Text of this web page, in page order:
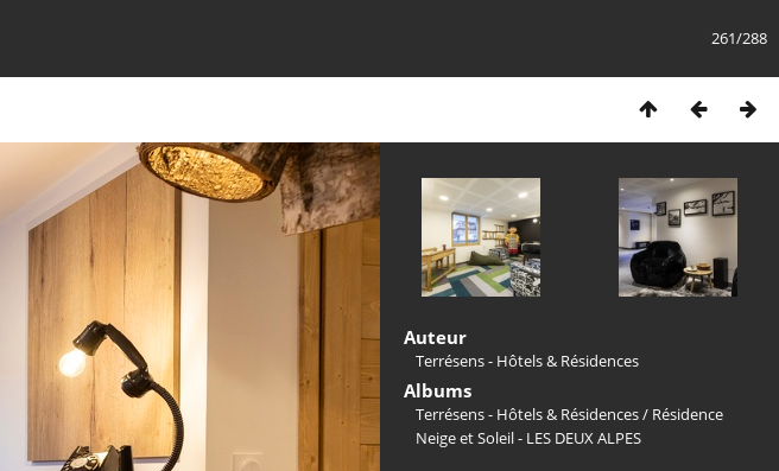
261/288
Auteur
Terrésens - Hôtels & Résidences
Albums
Terrésens - Hôtels & Résidences/ Résidence
Neige et Soleil - LES DEUX ALPES